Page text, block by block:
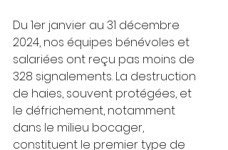
Du 1er janvier au 31 décembre
2024, nos équipes bénévoles et
salariées ont reçu pas moins de
328 signalements. La destruction
de haies, souvent protégées, et
le défrichement, notamment
dans le milieu bocager,
constituent le premier type de